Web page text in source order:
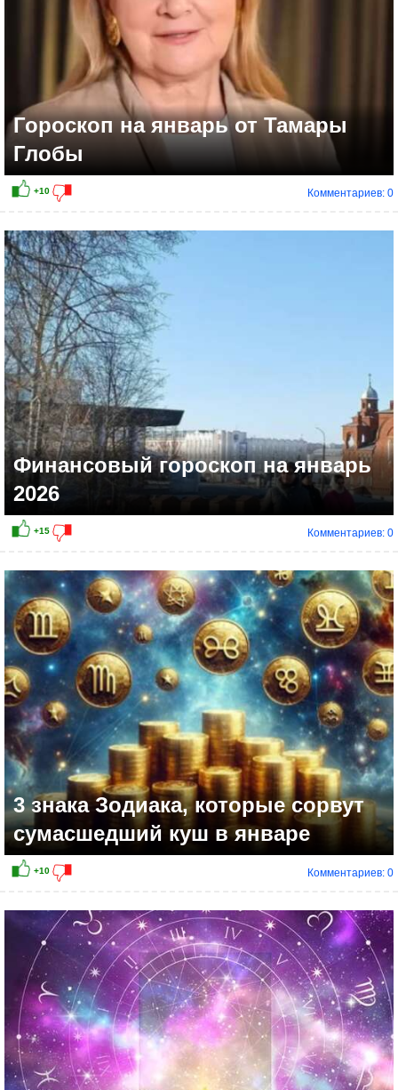
+8
Гороскоп на январь от Тамары
Глобы
+10
Комментариев: 0
Финансовый гороскоп на январь
2026
Комментариев: 0
3 знака Зодиака, которые сорвут
сумасшедший куш в январе
Комментариев: 0